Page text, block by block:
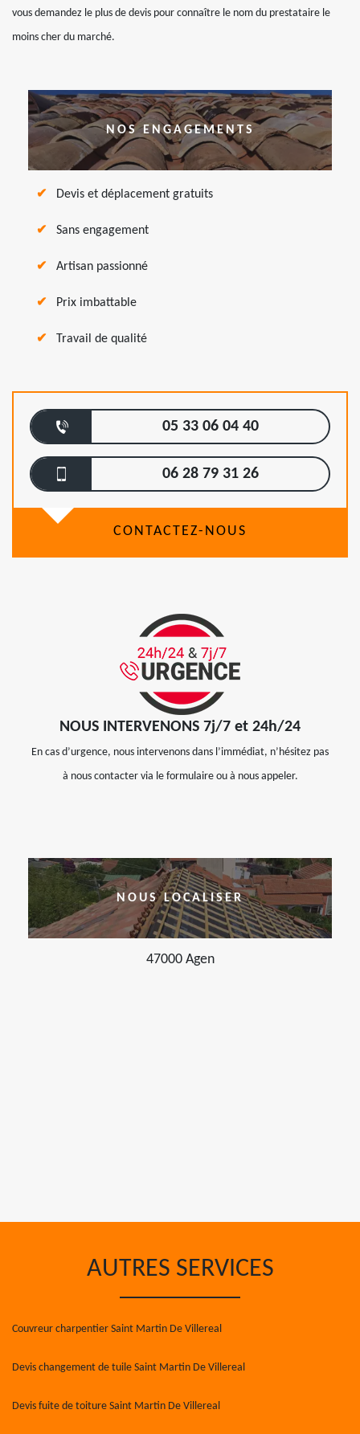
vous demandez le plus de devis pour connaître le nom du prestataire le
moins cher du marché.
NOS ENGAGEMENTS
Devis et déplacement gratuits
Sans engagement
Artisan passionné
Prix imbattable
Travail de qualité
05 33 06 04 40
06 28 79 31 26
CONTACTEZ-NOUS
NOUS INTERVENONS 7j/7 et 24h/24
En cas d’urgence, nous intervenons dans l’immédiat, n’hésitez pas
à nous contacter via le formulaire ou à nous appeler.
NOUS LOCALISER
47000 Agen
AUTRES SERVICES
Couvreur charpentier Saint Martin De Villereal
Devis changement de tuile Saint Martin De Villereal
Devis fuite de toiture Saint Martin De Villereal